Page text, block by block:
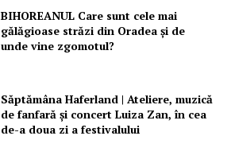
BIHOREANUL Care sunt cele mai
gălăgioase străzi din Oradea și de
unde vine zgomotul?
Săptămâna Haferland | Ateliere, muzică
de fanfară şi concert Luiza Zan, în cea
de-a doua zi a festivalului